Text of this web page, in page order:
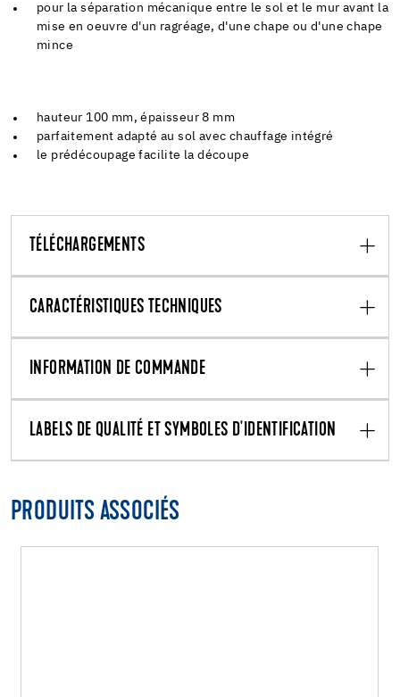
pour la séparation mécanique entre le sol et le mur avant la
mise en oeuvre d'un ragréage, d'une chape ou d'une chape
mince
hauteur 100 mm, épaisseur 8 mm
parfaitement adapté au sol avec chauffage intégré
le prédécoupage facilite la découpe
TÉLÉCHARGEMENTS
CARACTÉRISTIQUES TECHNIQUES
INFORMATION DE COMMANDE
LABELS DE QUALITÉ ET SYMBOLES D'IDENTIFICATION
PRODUITS ASSOCIÉS